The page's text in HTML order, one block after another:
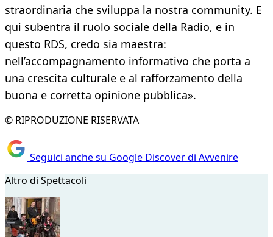
straordinaria che sviluppa la nostra community. E
qui subentra il ruolo sociale della Radio, e in
questo RDS, credo sia maestra:
nell’accompagnamento informativo che porta a
una crescita culturale e al rafforzamento della
buona e corretta opinione pubblica».
© RIPRODUZIONE RISERVATA
Seguici anche su Google Discover di Avvenire
Altro di Spettacoli